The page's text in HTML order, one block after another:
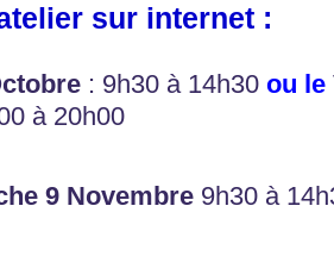
sur internet :
: 9h30 à 14h30 ou le
à 20h00
9 Novembre 9h30 à